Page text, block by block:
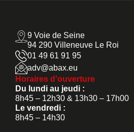
9 Voie de Seine
94 290 Villeneuve Le Roi
01 49 61 91 95
adv@abax.eu
Horaires d'ouverture
Du lundi au jeudi :
8h45 – 12h30 & 13h30 – 17h00
Le vendredi :
8h45 – 14h30